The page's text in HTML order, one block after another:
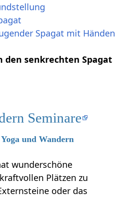
Spagat mit Händen
den senkrechten Spagat
Seminare
Yoga und Wandern
wunderschöne
Plätzen zu
oder das